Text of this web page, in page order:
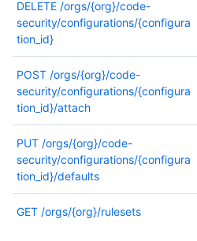
DELETE /orgs/{org}/code-
security/configurations/{configura
tion_id}
POST /orgs/{org}/code-
security/configurations/{configura
tion_id}/attach
PUT /orgs/{org}/code-
security/configurations/{configura
tion_id}/defaults
GET /orgs/{org}/rulesets